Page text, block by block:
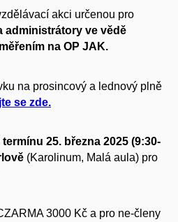
akci určenou pro
administrátory ve vědě
na OP JAK.
na prosincový a lednový plně
se zde.
25. března 2025 (9:30-
(Karolinum, Malá aula) pro
3000 Kč a pro ne-členy